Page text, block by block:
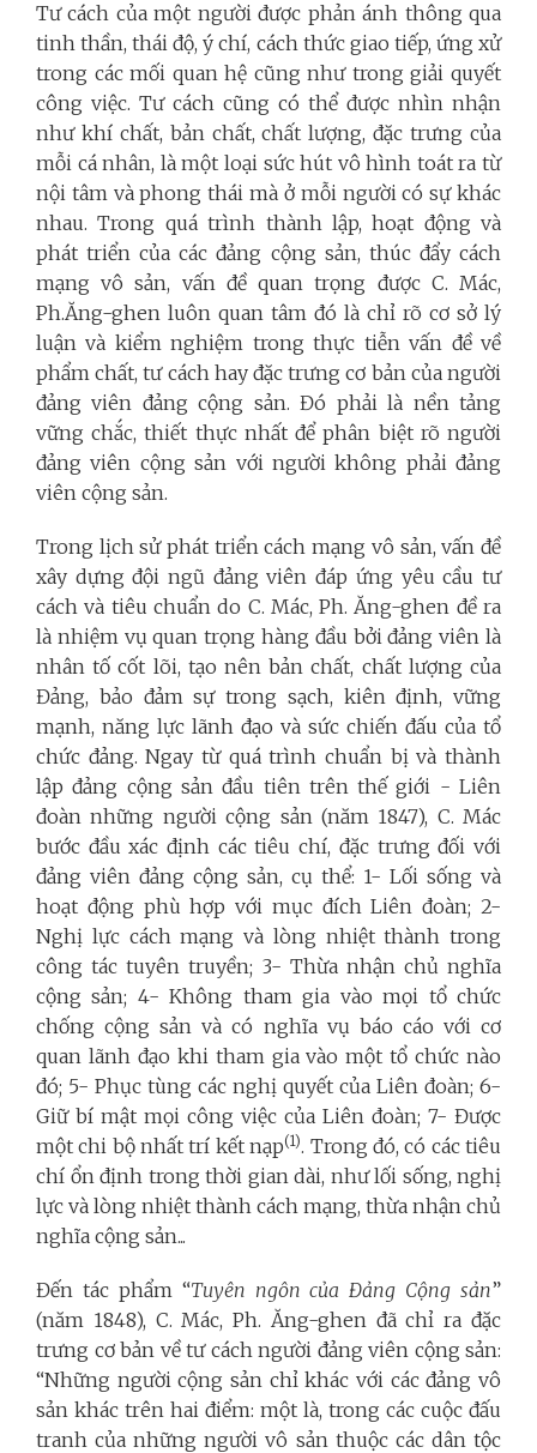
Tư cách của một người được phản ánh thông qua
tinh thần, thái độ, ý chí, cách thức giao tiếp, ứng xử
trong các mối quan hệ cũng như trong giải quyết
công việc. Tư cách cũng có thể được nhìn nhận
như khí chất, bản chất, chất lượng, đặc trưng của
mỗi cá nhân, là một loại sức hút vô hình toát ra từ
nội tâm và phong thái mà ở mỗi người có sự khác
nhau. Trong quá trình thành lập, hoạt động và
phát triển của các đảng cộng sản, thúc đẩy cách
mạng vô sản, vấn đề quan trọng được C. Mác,
Ph.Ăng-ghen luôn quan tâm đó là chỉ rõ cơ sở lý
luận và kiểm nghiệm trong thực tiễn vấn đề về
phẩm chất, tư cách hay đặc trưng cơ bản của người
đảng viên đảng cộng sản. Đó phải là nền tảng
vững chắc, thiết thực nhất để phân biệt rõ người
đảng viên cộng sản với người không phải đảng
viên cộng sản.
Trong lịch sử phát triển cách mạng vô sản, vấn đề
xây dựng đội ngũ đảng viên đáp ứng yêu cầu tư
cách và tiêu chuẩn do C. Mác, Ph. Ăng-ghen đề ra
là nhiệm vụ quan trọng hàng đầu bởi đảng viên là
nhân tố cốt lõi, tạo nên bản chất, chất lượng của
Đảng, bảo đảm sự trong sạch, kiên định, vững
mạnh, năng lực lãnh đạo và sức chiến đấu của tổ
chức đảng. Ngay từ quá trình chuẩn bị và thành
lập đảng cộng sản đầu tiên trên thế giới - Liên
đoàn những người cộng sản (năm 1847), C. Mác
bước đầu xác định các tiêu chí, đặc trưng đối với
đảng viên đảng cộng sản, cụ thể: 1- Lối sống và
hoạt động phù hợp với mục đích Liên đoàn; 2-
Nghị lực cách mạng và lòng nhiệt thành trong
công tác tuyên truyền; 3- Thừa nhận chủ nghĩa
cộng sản; 4- Không tham gia vào mọi tổ chức
chống cộng sản và có nghĩa vụ báo cáo với cơ
quan lãnh đạo khi tham gia vào một tổ chức nào
đó; 5- Phục tùng các nghị quyết của Liên đoàn; 6-
Giữ bí mật mọi công việc của Liên đoàn; 7- Được
một chi bộ nhất trí kết nạp(1). Trong đó, có các tiêu
chí ổn định trong thời gian dài, như lối sống, nghị
lực và lòng nhiệt thành cách mạng, thừa nhận chủ
nghĩa cộng sản...
Đến tác phẩm “Tuyên ngôn của Đảng Cộng sản”
(năm 1848), C. Mác, Ph. Ăng-ghen đã chỉ ra đặc
trưng cơ bản về tư cách người đảng viên cộng sản:
“Những người cộng sản chỉ khác với các đảng vô
sản khác trên hai điểm: một là, trong các cuộc đấu
tranh của những người vô sản thuộc các dân tộc